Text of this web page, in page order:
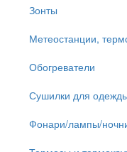
Зонты
Метеостанции,
Обогреватели
Сушилки для
Фонари/лампы/